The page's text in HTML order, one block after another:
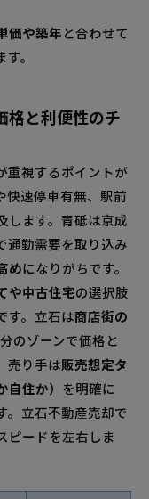
価や築年 と合わせて
。
格と利便性のチ
重視するポイントが
快速停車有無、駅前
します。青砥は京成
通勤需要を取り込み
めになりがちです。
や中古住宅の選択肢
す。立石は商店街の
のゾーンで価格と
売り手は販売想定タ
住か） を明確に
。立石不動産売却で
ピードを左右しま